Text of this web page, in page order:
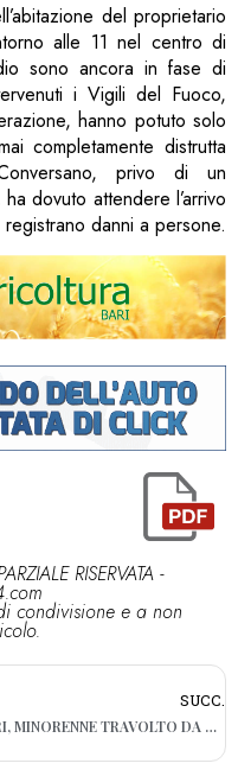
del proprietario
alle 11 nel centro di
sono ancora in fase di
i Vigili del Fuoco,
hanno potuto solo
completamente distrutta
privo di un
dovuto attendere l’arrivo
danni a persone.
RISERVATA -
condivisione e a non
SUCC.
BARI, MINORENNE TRAVOLTO DA AUTO AL SAN PAOLO: TRASPORTATO IN OSPEDALE